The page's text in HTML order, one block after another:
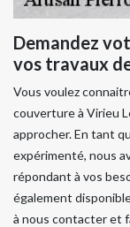
Demandez
vos travaux
Vous voulez
couverture à Virieu
approcher. En tant
expérimenté, nous
répondant à vos
également
à nous contacter et